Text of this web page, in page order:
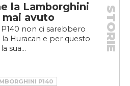
la Lamborghini
mai avuto
non ci sarebbero
Huracan e per questo
sua...
STORIE
P140